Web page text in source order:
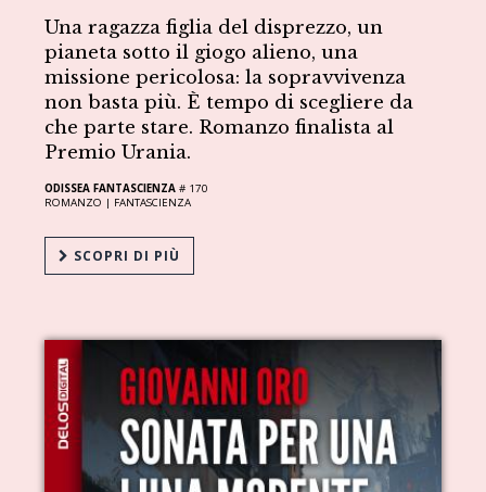
Una ragazza figlia del disprezzo, un
pianeta sotto il giogo alieno, una
missione pericolosa: la sopravvivenza
non basta più. È tempo di scegliere da
che parte stare. Romanzo finalista al
Premio Urania.
ODISSEA FANTASCIENZA # 170
ROMANZO | FANTASCIENZA
SCOPRI DI PIÙ